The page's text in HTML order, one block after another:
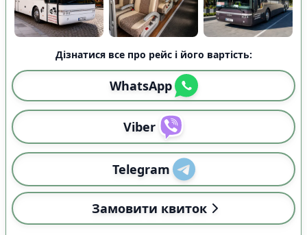
Дізнатися все про рейс і його вартість:
WhatsApp
Viber
Telegram
Замовити квиток